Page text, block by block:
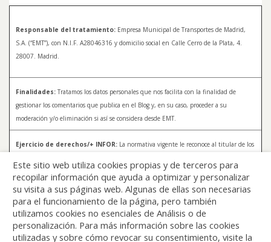
Responsable del tratamiento: Empresa Municipal de Transportes de Madrid,
S.A. (“EMT”), con N.I.F. A28046316 y domicilio social en Calle Cerro de la Plata, 4.
28007. Madrid.
Finalidades: Tratamos los datos personales que nos facilita con la finalidad de
gestionar los comentarios que publica en el Blog y, en su caso, proceder a su
moderación y/o eliminación si así se considera desde EMT.
Ejercicio de derechos/+ INFOR: La normativa vigente le reconoce al titular de los
rectificar y a solicitar la supresión de sus datos. Para más información sobre el
tratamiento de sus datos y la forma en que puede ejercer sus derechos, consulte la
Política de Privacidad de Blog EMT, disponible en:
blog.emtmadrid.es/politica-de-
privacidad
Este sitio web utiliza cookies propias y de terceros para
recopilar información que ayuda a optimizar y personalizar
su visita a sus páginas web. Algunas de ellas son necesarias
para el funcionamiento de la página, pero también
utilizamos cookies no esenciales de Análisis o de
personalización. Para más información sobre las cookies
utilizadas y sobre cómo revocar su consentimiento, visite la